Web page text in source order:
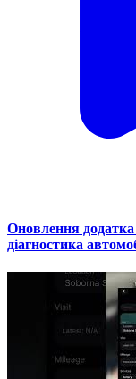
Оновлення
діагностика